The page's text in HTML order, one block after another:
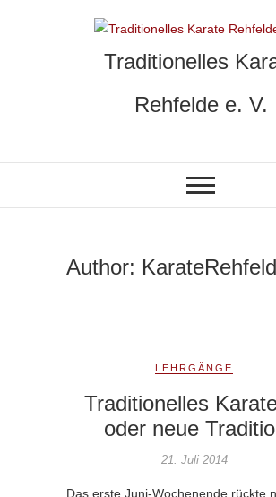
Traditionelles
Rehfelde e. V.
Author:
LEHRGÄNGE
Traditionelles
oder neue
21. Juli 2014
Das erste Juni-Wochenende rückte näher und